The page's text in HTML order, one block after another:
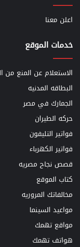
اعلن معنا
خدمات الموقع
الاستعلام عن المنع من
البطاقه المدنيه
الجمارك في مصر
حركه الطيران
فواتير التليفون
فواتير الكهرباء
قصص نجاح مصريه
كتاب الموقع
مخالفاتك المروريه
مواعيد السينما
مواقع تهمك
هواتف تهمك